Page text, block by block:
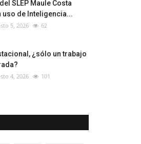
SLEP Maule Costa
de Inteligencia...
5, 2026 62
¿sólo un trabajo
4, 2026 101